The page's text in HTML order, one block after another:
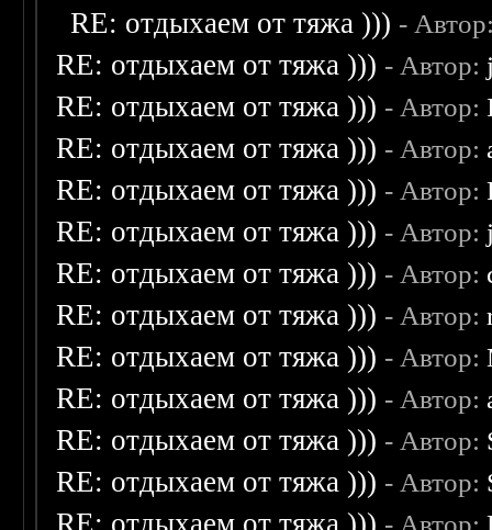
RE: отдыхаем от тяжа ))) -
RE: отдыхаем от тяжа ))) - Автор:
RE: отдыхаем от тяжа ))) - Автор:
RE: отдыхаем от тяжа ))) - Автор:
RE: отдыхаем от тяжа ))) - Автор:
RE: отдыхаем от тяжа ))) - Автор:
RE: отдыхаем от тяжа ))) - Автор:
RE: отдыхаем от тяжа ))) - Автор:
RE: отдыхаем от тяжа ))) - Автор:
RE: отдыхаем от тяжа ))) - Автор:
RE: отдыхаем от тяжа ))) - Автор:
RE: отдыхаем от тяжа ))) - Автор:
- Автор: